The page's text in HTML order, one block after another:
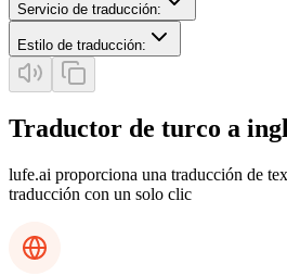
Servicio de traducción:
Estilo de traducción:
Traductor de turco a
lufe.ai proporciona una traducción de
traducción con un solo clic